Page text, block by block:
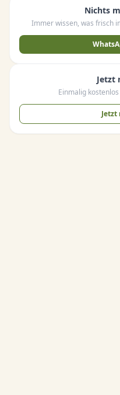
Nichts
Immer wissen, was frisch
Jetzt
Einmalig